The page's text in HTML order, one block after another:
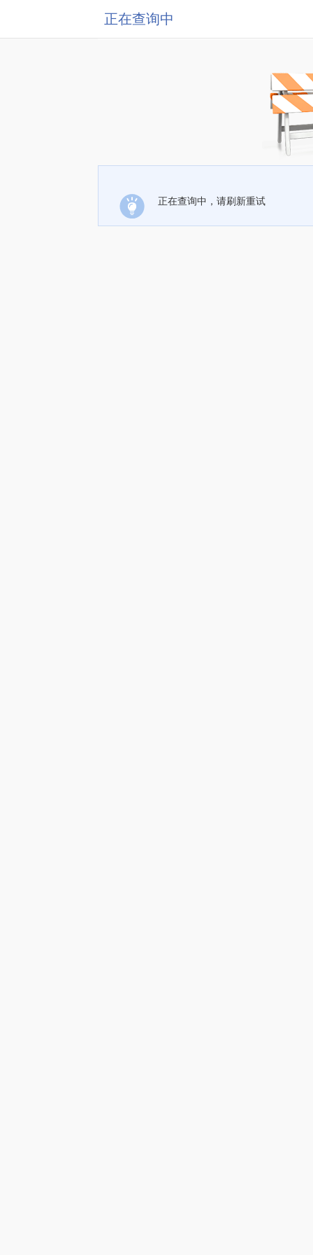
正在查询中
正在查询中，请刷新重试